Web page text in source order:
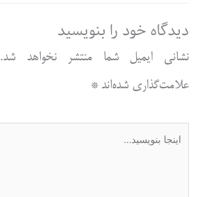
دیدگاه‌ خود را بنویسید
نشانی ایمیل شما منتشر نخواهد شد.
علامت‌گذاری شده‌اند*